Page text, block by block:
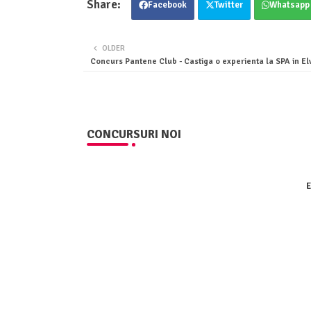
Facebook Twitter Whatsapp
OLDER
Concurs Pantene Club - Castiga o experienta la SPA in
CONCURSURI NOI